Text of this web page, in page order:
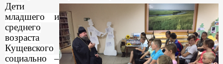
Дети
младшего и
среднего
возраста
Кущевского
социально –